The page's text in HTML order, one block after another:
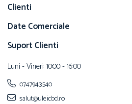
Clienti
Date Comerciale
Suport Clienti
Luni - Vineri: 10:00 - 16:00
0747943540
salut@uleicbd.ro